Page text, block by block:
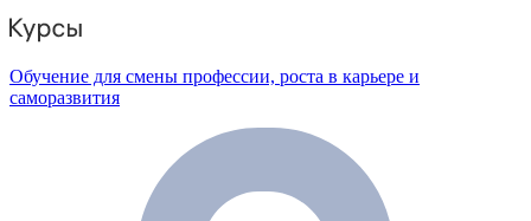
Обучение для смены профессии, роста в карьере и
саморазвития